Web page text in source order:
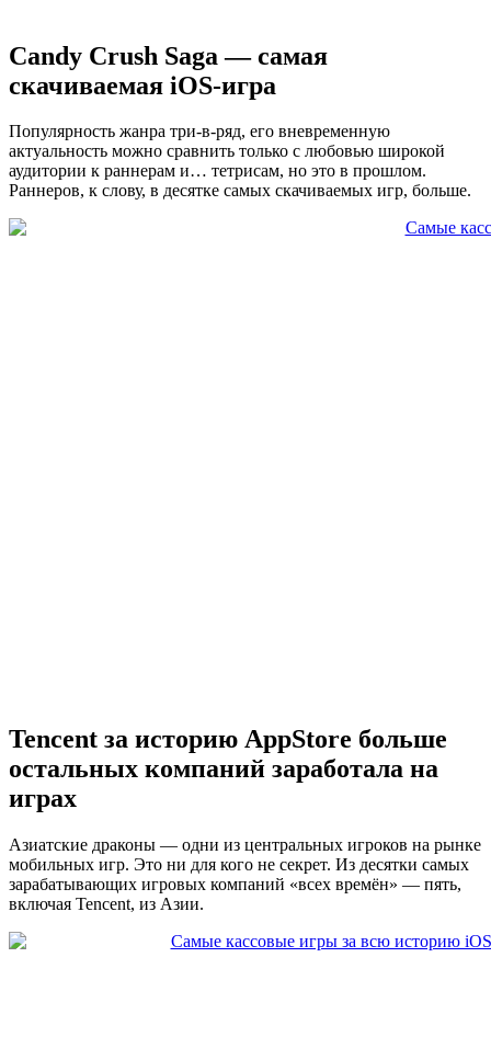
Candy Crush Saga — самая
скачиваемая iOS-игра
Популярность жанра три-в-ряд, его вневременную
актуальность можно сравнить только с любовью широкой
аудитории к раннерам и… тетрисам, но это в прошлом.
Раннеров, к слову, в десятке самых скачиваемых игр, больше.
Tencent за историю AppStore больше
остальных компаний заработала на
играх
Азиатские драконы — одни из центральных игроков на рынке
мобильных игр. Это ни для кого не секрет. Из десятки самых
зарабатывающих игровых компаний «всех времён» — пять,
включая Tencent, из Азии.